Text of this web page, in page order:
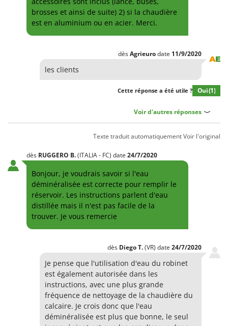
brosses et ainsi de suite) 2) si la chaudière
est en aluminium ou en acier. Merci.
dèsAgrieurodate 11/9/2020
les clients
Cette réponse a été utile ? Oui(1)
Voir d'autres réponses
Texte traduit automatiquementVoir l'original
dès RUGGERO B.(ITALIA - FC) date 24/7/2020
Bonjour, je voudrais savoir si l'eau
déminéralisée est correcte pour remplir le
réservoir. Les instructions parlent d'eau
distillée mais il n'est pas facile de la
trouver. Je vous remercie
dès DiegoT.(VR) date 24/7/2020
Je pense que l'utilisation d'eau du robinet
est également autorisée dans les
instructions, avec une plus grande
fréquence de nettoyage de la chaudière du
calcaire. Je crois donc que l'eau
déminéralisée est plus que bonne, le seul